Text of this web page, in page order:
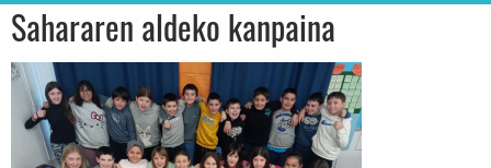
Sahararen aldeko kanpaina